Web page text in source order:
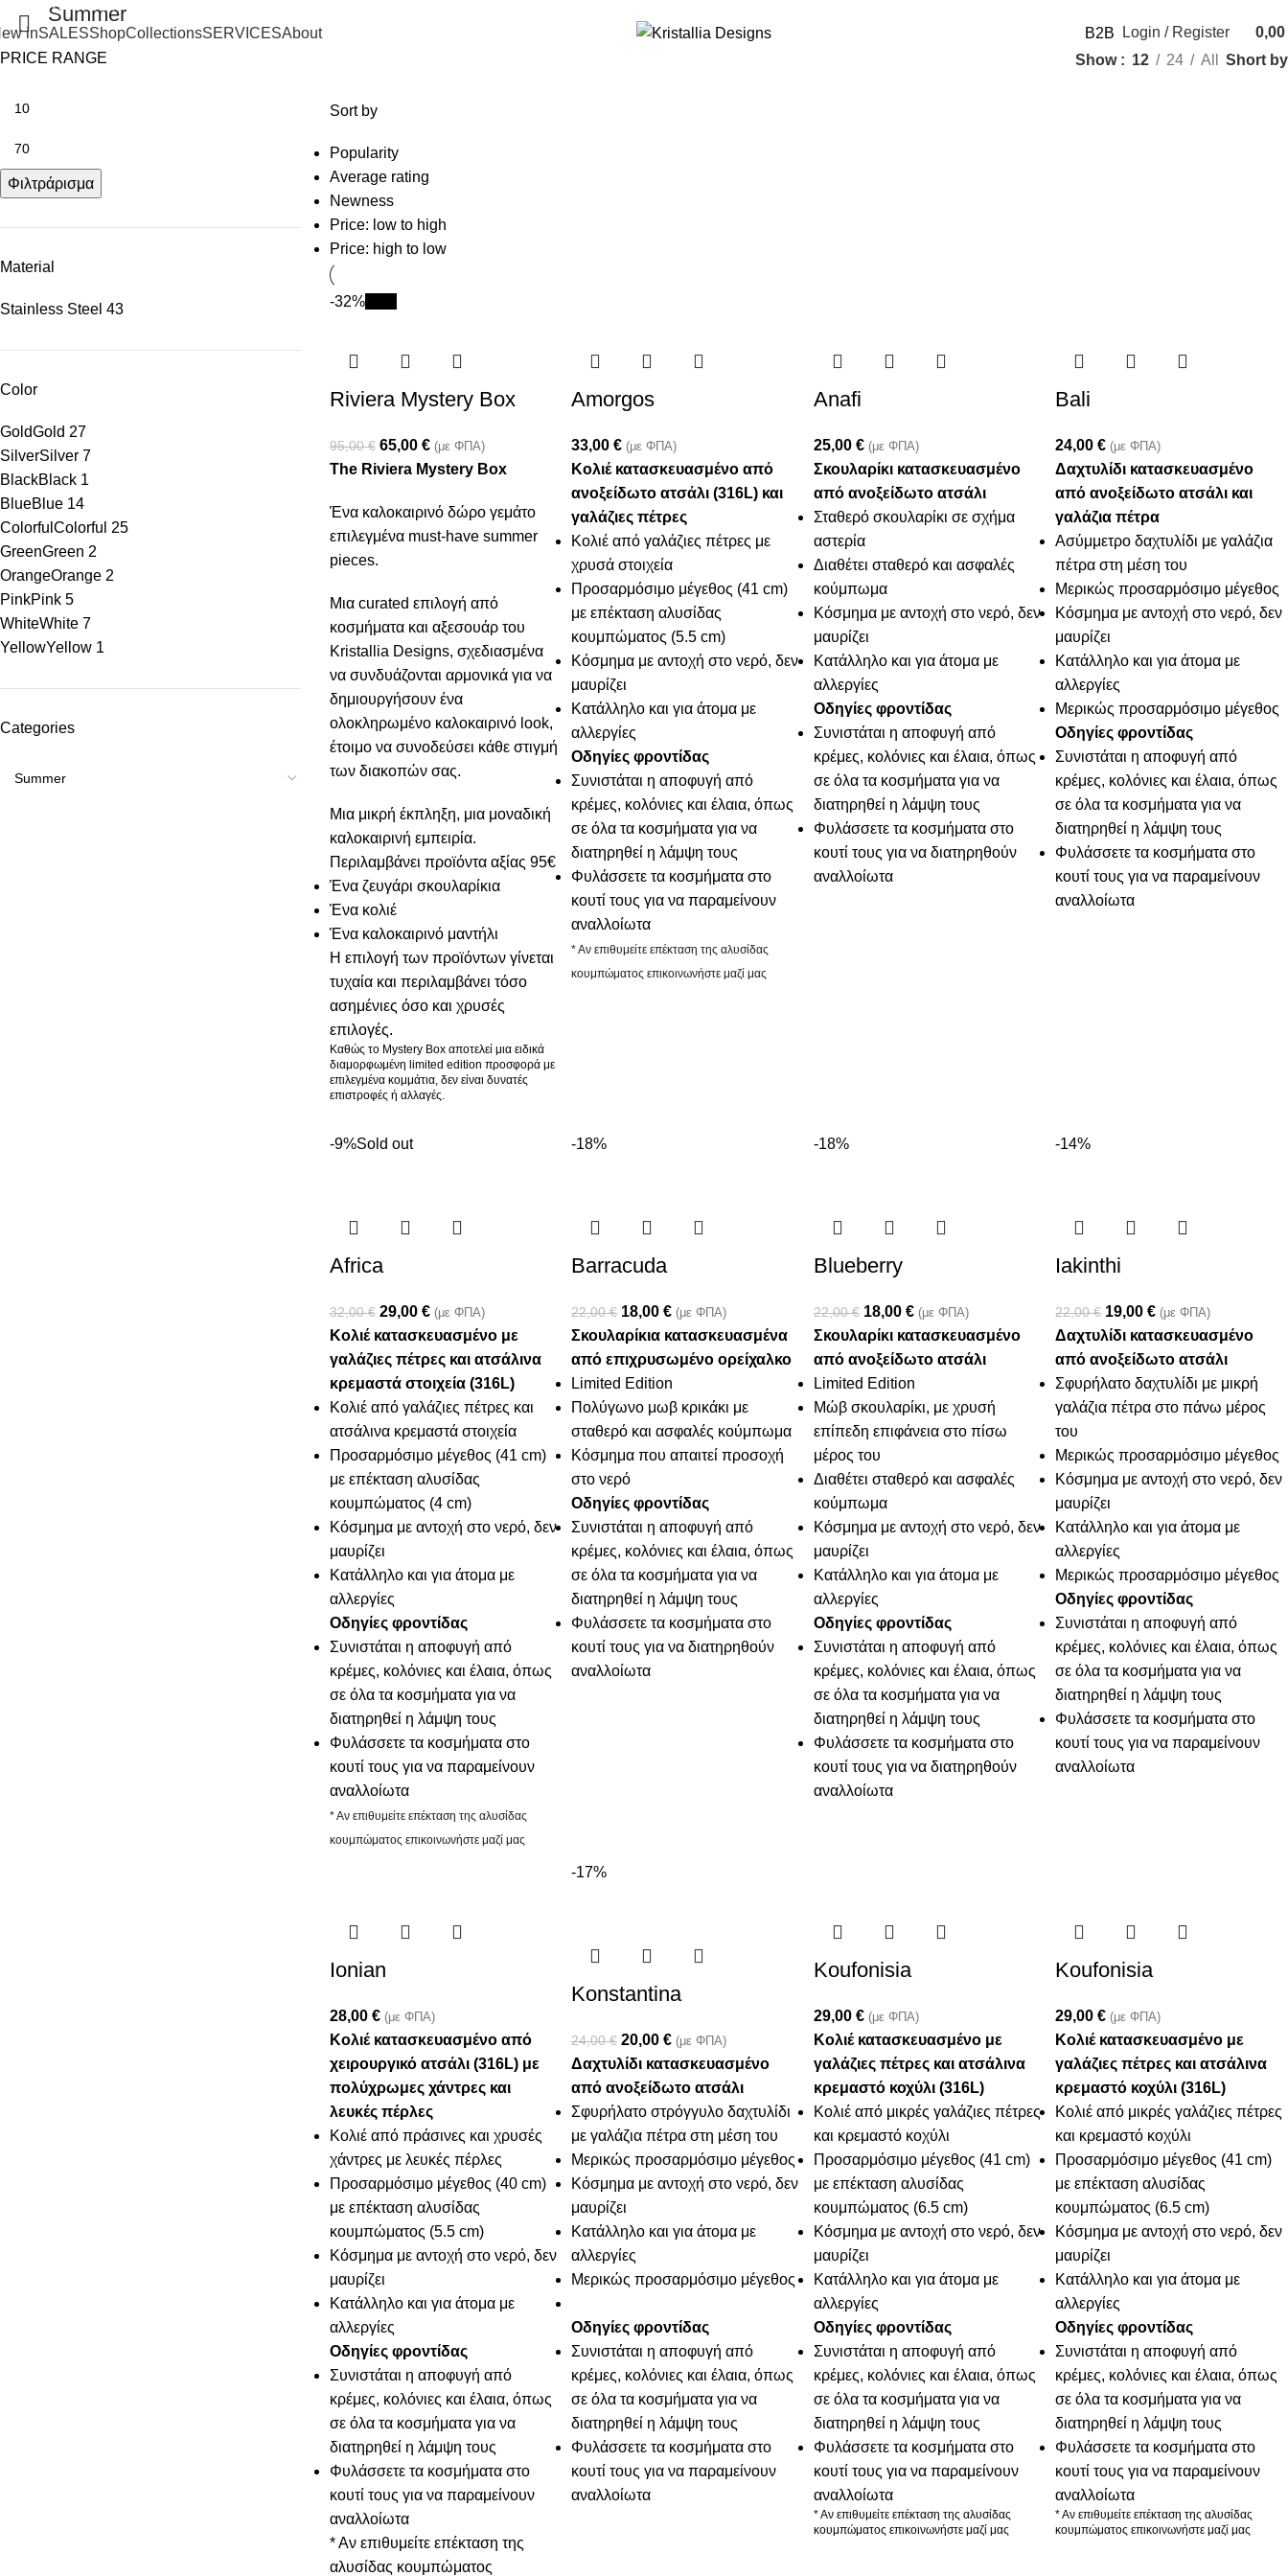
ON ORDERS OVER 100€
inSALESShopCollectionsSERVICESAbout B2B Login / Register 0,00
Summer
PRICE RANGE
Φιλτράρισμα
Material
Stainless Steel 43
Color
GoldGold 27
SilverSilver 7
BlackBlack 1
BlueBlue 14
Colorful Colorful 25
GreenGreen 2
OrangeOrange 2
PinkPink 5
WhiteWhite 7
YellowYellow 1
Categories
Show 12 24 All Short by
Sort by
Popularity
Average rating
Newness
Price: low to high
Price: high to low
-32%New
Riviera Mystery Box
95,00€ 65,00 € (με ΦΠΑ)
The Riviera Mystery Box
Ένα καλοκαιρινό δώρο γεμάτο
επιλεγμένα must-have summer
pieces.
Μια curated επιλογή από
κοσμήματα και αξεσουάρ του
Kristallia Designs, σχεδιασμένα
να συνδυάζονται αρμονικά για να
δημιουργήσουν ένα
ολοκληρωμένο καλοκαιρινό look,
έτοιμο να συνοδεύσει κάθε στιγμή
των διακοπών σας.
Μια μικρή έκπληξη, μια μοναδική
καλοκαιρινή εμπειρία.
Περιλαμβάνει προϊόντα αξίας 95€
Ένα ζευγάρι σκουλαρίκια
Ένα κολιέ
Ένα καλοκαιρινό μαντήλι
Η επιλογή των προϊόντων γίνεται
τυχαία και περιλαμβάνει τόσο
ασημένιες όσο και χρυσές
επιλογές.
Καθώς το Mystery Box αποτελεί μια ειδικά
διαμορφωμένη limited edition προσφορά με
επιλεγμένα κομμάτια, δεν είναι δυνατές
επιστροφές ή αλλαγές.
Amorgos
33,00€ (με ΦΠΑ)
Κολιέ κατασκευασμένο από
ανοξείδωτο ατσάλι (316L) και
γαλάζιες πέτρες
Κολιέ από γαλάζιες πέτρες με
χρυσά στοιχεία
Προσαρμόσιμο μέγεθος (41 cm)
με επέκταση αλυσίδας
κουμπώματος (5.5 cm)
Κόσμημα με αντοχή στο νερό, δεν
μαυρίζει
Κατάλληλο και για άτομα με
αλλεργίες
Οδηγίες φροντίδας
Συνιστάται η αποφυγή από
κρέμες, κολόνιες και έλαια, όπως
σε όλα τα κοσμήματα για να
διατηρηθεί η λάμψη τους
Φυλάσσετε τα κοσμήματα στο
κουτί τους για να παραμείνουν
αναλλοίωτα
* Αν επιθυμείτε επέκταση της αλυσίδας
κουμπώματος επικοινωνήστε μαζί μας
Anafi
25,00 € (με ΦΠΑ)
Σκουλαρίκι κατασκευασμένο
από ανοξείδωτο ατσάλι
Σταθερό σκουλαρίκι σε σχήμα
αστερία
Διαθέτει σταθερό και ασφαλές
κούμπωμα
Κόσμημα με αντοχή στο νερό, δεν
μαυρίζει
Κατάλληλο και για άτομα με
αλλεργίες
Οδηγίες φροντίδας
Συνιστάται η αποφυγή από
κρέμες, κολόνιες και έλαια, όπως
σε όλα τα κοσμήματα για να
διατηρηθεί η λάμψη τους
Φυλάσσετε τα κοσμήματα στο
κουτί τους για να διατηρηθούν
αναλλοίωτα
Bali
24,00€ (με ΦΠΑ)
Δαχτυλίδι κατασκευασμένο
από ανοξείδωτο ατσάλι και
γαλάζια πέτρα
Ασύμμετρο δαχτυλίδι με γαλάζια
πέτρα στη μέση του
Μερικώς προσαρμόσιμο μέγεθος
Κόσμημα με αντοχή στο νερό, δεν
μαυρίζει
Κατάλληλο και για άτομα με
αλλεργίες
Μερικώς προσαρμόσιμο μέγεθος
Οδηγίες φροντίδας
Συνιστάται η αποφυγή από
κρέμες, κολόνιες και έλαια, όπως
σε όλα τα κοσμήματα για να
διατηρηθεί η λάμψη τους
Φυλάσσετε τα κοσμήματα στο
κουτί τους για να παραμείνουν
αναλλοίωτα
-9%Sold out
Africa
32,00€ 29,00 € (με ΦΠΑ)
Κολιέ κατασκευασμένο με
γαλάζιες πέτρες και ατσάλινα
κρεμαστά στοιχεία (316L)
Κολιέ από γαλάζιες πέτρες και
ατσάλινα κρεμαστά στοιχεία
Προσαρμόσιμο μέγεθος (41 cm)
με επέκταση αλυσίδας
κουμπώματος (4 cm)
Κόσμημα με αντοχή στο νερό, δεν
μαυρίζει
Κατάλληλο και για άτομα με
αλλεργίες
Οδηγίες φροντίδας
Συνιστάται η αποφυγή από
κρέμες, κολόνιες και έλαια, όπως
σε όλα τα κοσμήματα για να
διατηρηθεί η λάμψη τους
Φυλάσσετε τα κοσμήματα στο
κουτί τους για να παραμείνουν
αναλλοίωτα
* Αν επιθυμείτε επέκταση της αλυσίδας
κουμπώματος επικοινωνήστε μαζί μας
-18%
Barracuda
22,00€ 18,00€ (με ΦΠΑ)
Σκουλαρίκια κατασκευασμένα
από επιχρυσωμένο ορείχαλκο
Limited Edition
Πολύγωνο μωβ κρικάκι με
σταθερό και ασφαλές κούμπωμα
Κόσμημα που απαιτεί προσοχή
στο νερό
Οδηγίες φροντίδας
Συνιστάται η αποφυγή από
κρέμες, κολόνιες και έλαια, όπως
σε όλα τα κοσμήματα για να
διατηρηθεί η λάμψη τους
Φυλάσσετε τα κοσμήματα στο
κουτί τους για να διατηρηθούν
αναλλοίωτα
-18%
Blueberry
22,00€ 18,00 € (με ΦΠΑ)
Σκουλαρίκι κατασκευασμένο
από ανοξείδωτο ατσάλι
Limited Edition
Μώβ σκουλαρίκι, με χρυσή
επίπεδη επιφάνεια στο πίσω
μέρος του
Διαθέτει σταθερό και ασφαλές
κούμπωμα
Κόσμημα με αντοχή στο νερό, δεν
μαυρίζει
Κατάλληλο και για άτομα με
αλλεργίες
Οδηγίες φροντίδας
Συνιστάται η αποφυγή από
κρέμες, κολόνιες και έλαια, όπως
σε όλα τα κοσμήματα για να
διατηρηθεί η λάμψη τους
Φυλάσσετε τα κοσμήματα στο
κουτί τους για να διατηρηθούν
αναλλοίωτα
-14%
Iakinthi
22,00€ 19,00€ (με ΦΠΑ)
Δαχτυλίδι κατασκευασμένο
από ανοξείδωτο ατσάλι
Σφυρήλατο δαχτυλίδι με μικρή
γαλάζια πέτρα στο πάνω μέρος
του
Μερικώς προσαρμόσιμο μέγεθος
Κόσμημα με αντοχή στο νερό, δεν
μαυρίζει
Κατάλληλο και για άτομα με
αλλεργίες
Μερικώς προσαρμόσιμο μέγεθος
Οδηγίες φροντίδας
Συνιστάται η αποφυγή από
κρέμες, κολόνιες και έλαια, όπως
σε όλα τα κοσμήματα για να
διατηρηθεί η λάμψη τους
Φυλάσσετε τα κοσμήματα στο
κουτί τους για να παραμείνουν
αναλλοίωτα
Ionian
28,00 € (με ΦΠΑ)
Κολιέ κατασκευασμένο από
χειρουργικό ατσάλι (316L) με
πολύχρωμες χάντρες και
λευκές πέρλες
Κολιέ από πράσινες και χρυσές
χάντρες με λευκές πέρλες
Προσαρμόσιμο μέγεθος (40 cm)
με επέκταση αλυσίδας
κουμπώματος (5.5 cm)
Κόσμημα με αντοχή στο νερό, δεν
μαυρίζει
Κατάλληλο και για άτομα με
αλλεργίες
Οδηγίες φροντίδας
Συνιστάται η αποφυγή από
κρέμες, κολόνιες και έλαια, όπως
σε όλα τα κοσμήματα για να
διατηρηθεί η λάμψη τους
Φυλάσσετε τα κοσμήματα στο
κουτί τους για να παραμείνουν
αναλλοίωτα
* Αν επιθυμείτε επέκταση της
αλυσίδας κουμπώματος
-17%
Konstantina
24,00€ 20,00€ (με ΦΠΑ)
Δαχτυλίδι κατασκευασμένο
από ανοξείδωτο ατσάλι
Σφυρήλατο στρόγγυλο δαχτυλίδι
με γαλάζια πέτρα στη μέση του
Μερικώς προσαρμόσιμο μέγεθος
Κόσμημα με αντοχή στο νερό, δεν
μαυρίζει
Κατάλληλο και για άτομα με
αλλεργίες
Μερικώς προσαρμόσιμο μέγεθος
Οδηγίες φροντίδας
Συνιστάται η αποφυγή από
κρέμες, κολόνιες και έλαια, όπως
σε όλα τα κοσμήματα για να
διατηρηθεί η λάμψη τους
Φυλάσσετε τα κοσμήματα στο
κουτί τους για να παραμείνουν
αναλλοίωτα
Koufonisia
29,00 € (με ΦΠΑ)
Κολιέ κατασκευασμένο με
γαλάζιες πέτρες και ατσάλινα
κρεμαστό κοχύλι (316L)
Κολιέ από μικρές γαλάζιες πέτρες
και κρεμαστό κοχύλι
Προσαρμόσιμο μέγεθος (41 cm)
με επέκταση αλυσίδας
κουμπώματος (6.5 cm)
Κόσμημα με αντοχή στο νερό, δεν
μαυρίζει
Κατάλληλο και για άτομα με
αλλεργίες
Οδηγίες φροντίδας
Συνιστάται η αποφυγή από
κρέμες, κολόνιες και έλαια, όπως
σε όλα τα κοσμήματα για να
διατηρηθεί η λάμψη τους
Φυλάσσετε τα κοσμήματα στο
κουτί τους για να παραμείνουν
αναλλοίωτα
* Αν επιθυμείτε επέκταση της αλυσίδας
κουμπώματος επικοινωνήστε μαζί μας
Koufonisia
29,00€ (με ΦΠΑ)
Κολιέ κατασκευασμένο με
γαλάζιες πέτρες και ατσάλινα
κρεμαστό κοχύλι (316L)
Κολιέ από μικρές γαλάζιες πέτρες
και κρεμαστό κοχύλι
Προσαρμόσιμο μέγεθος (41 cm)
με επέκταση αλυσίδας
κουμπώματος (6.5 cm)
Κόσμημα με αντοχή στο νερό, δεν
μαυρίζει
Κατάλληλο και για άτομα με
αλλεργίες
Οδηγίες φροντίδας
Συνιστάται η αποφυγή από
κρέμες, κολόνιες και έλαια, όπως
σε όλα τα κοσμήματα για να
διατηρηθεί η λάμψη τους
Φυλάσσετε τα κοσμήματα στο
κουτί τους για να παραμείνουν
αναλλοίωτα
* Αν επιθυμείτε επέκταση της αλυσίδας
κουμπώματος επικοινωνήστε μαζί μας